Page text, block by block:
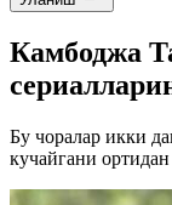
Камбоджа
Бу чоралар икки
кучайгани